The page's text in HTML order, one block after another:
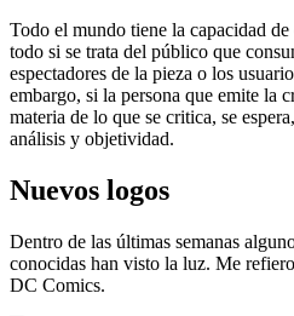
Todo el mundo tiene la capacidad
todo si se trata del público que
espectadores de la pieza o los
embargo, si la persona que emite la
materia de lo que se critica, se
análisis y objetividad.
Nuevos logos
Dentro de las últimas semanas
conocidas han visto la luz. Me
DC Comics.